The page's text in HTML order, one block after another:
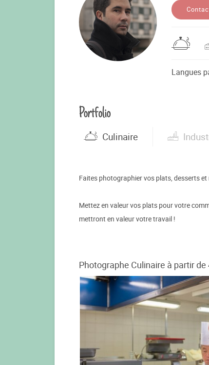
Langues
Portfolio
Culinaire
Faites photographier vos plats, desserts
Mettez en valeur vos plats pour votre
mettront en valeur votre travail !
Photographe Culinaire à partir de